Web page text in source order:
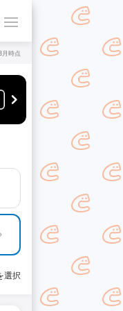
月時点
選択